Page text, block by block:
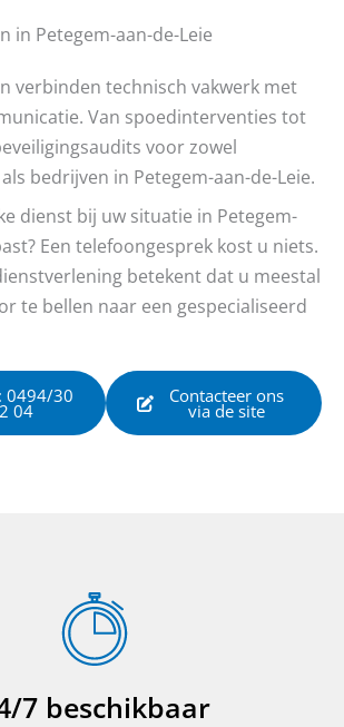
in Petegem-aan-de-Leie
verbinden technisch vakwerk met
Van spoedinterventies tot
voor zowel
bedrijven in Petegem-aan-de-Leie.
dienst bij uw situatie in Petegem-
Een telefoongesprek kost u niets.
betekent dat u meestal
te bellen naar een gespecialiseerd
0494/30
04
Contacteer ons
via de site
7 beschikbaar